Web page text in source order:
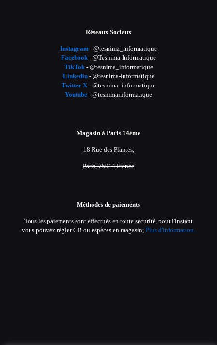
Réseaux Sociaux
Instagram - @tesnima_informatique
Facebook - @Tesnima-Informatique
TikTok- @tesnima_informatique
Linkedin- @tesnima-informatique
Twitter X - @tesnima_informatique
Youtube - @tesnimainformatique
Magasin à Paris 14ème
18 Rue des Plantes,
Paris, 75014 France
Méthodes de paiements
Tous les paiements sont effectués en toute sécurité, pour l'instant
vous pouvez régler CB ou espèces en magasin; Plus d'information.